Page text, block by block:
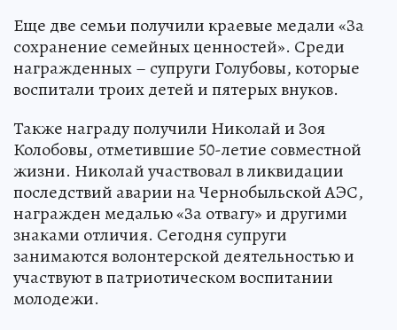
Еще две семьи получили краевые медали «За
сохранение семейных ценностей». Среди
награжденных – супруги Голубовы, которые
воспитали троих детей и пятерых внуков.
Также награду получили Николай и Зоя
Колобовы, отметившие 50-летие совместной
жизни. Николай участвовал в ликвидации
последствий аварии на Чернобыльской АЭС,
награжден медалью «За отвагу» и другими
знаками отличия. Сегодня супруги
занимаются волонтерской деятельностью и
участвуют в патриотическом воспитании
молодежи.